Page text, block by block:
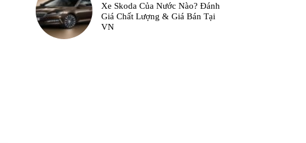
Xe Skoda Của Nước Nào? Đánh
Giá Chất Lượng & Giá Bán Tại
VN